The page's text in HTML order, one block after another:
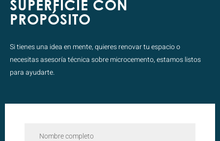
SUPERFICIE CON
PROPÓSITO
Si tienes una idea en mente, quieres renovar tu espacio o
necesitas asesoría técnica sobre microcemento, estamos listos
para ayudarte.